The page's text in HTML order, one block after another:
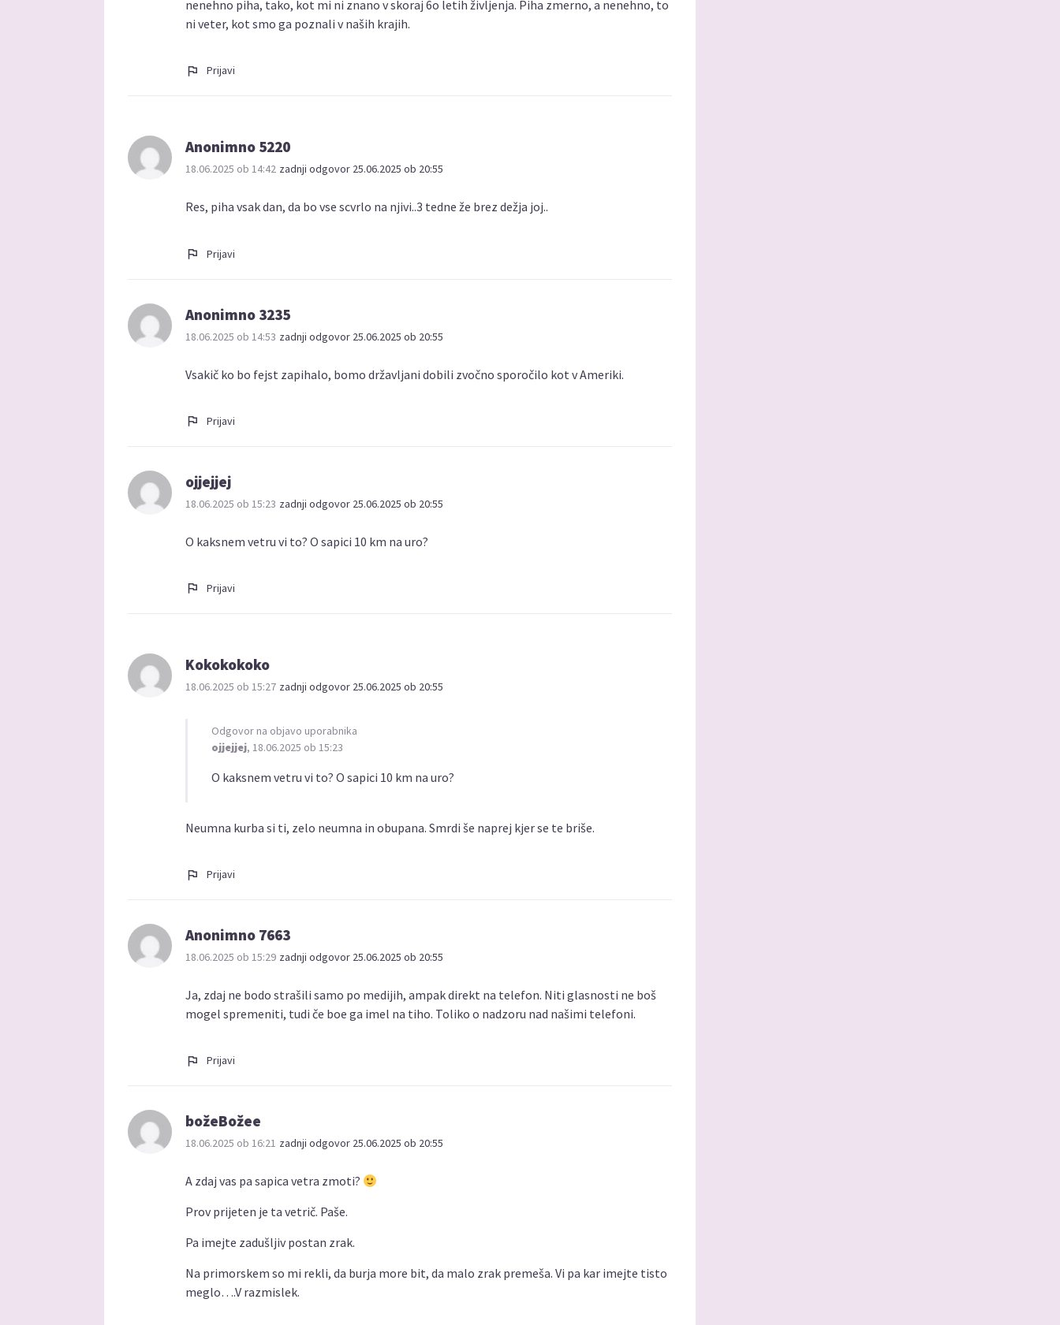
nenehno piha, tako, kot mi ni znano v skoraj 6o letih življenja. Piha zmerno, a nenehno, to
ni veter, kot smo ga poznali v naših krajih.
Prijavi
Anonimno 5220
18.06.2025 ob 14:42 zadnji odgovor 25.06.2025 ob 20:55
Res, piha vsak dan, da bo vse scvrlo na njivi..3 tedne že brez dežja joj..
Prijavi
Anonimno 3235
18.06.2025 ob 14:53 zadnji odgovor 25.06.2025 ob 20:55
Vsakič ko bo fejst zapihalo, bomo državljani dobili zvočno sporočilo kot v Ameriki.
Prijavi
ojjejjej
18.06.2025 ob 15:23 zadnji odgovor 25.06.2025 ob 20:55
O kaksnem vetru vi to? O sapici 10 km na uro?
Prijavi
Kokokokoko
18.06.2025 ob 15:27 zadnji odgovor 25.06.2025 ob 20:55
Odgovor na objavo uporabnika
ojjejjej, 18.06.2025 ob 15:23
O kaksnem vetru vi to? O sapici 10 km na uro?
Neumna kurba si ti, zelo neumna in obupana. Smrdi še naprej kjer se te briše.
Prijavi
Anonimno 7663
18.06.2025 ob 15:29 zadnji odgovor 25.06.2025 ob 20:55
Ja, zdaj ne bodo strašili samo po medijih, ampak direkt na telefon. Niti glasnosti ne boš
mogel spremeniti, tudi če boe ga imel na tiho. Toliko o nadzoru nad našimi telefoni.
Prijavi
božeBožee
18.06.2025 ob 16:21 zadnji odgovor 25.06.2025 ob 20:55
A zdaj vas pa sapica vetra zmoti?
Prov prijeten je ta vetrič. Paše.
Pa imejte zadušljiv postan zrak.
Na primorskem so mi rekli, da burja more bit, da malo zrak premeša. Vi pa kar imejte tisto
meglo….V razmislek.